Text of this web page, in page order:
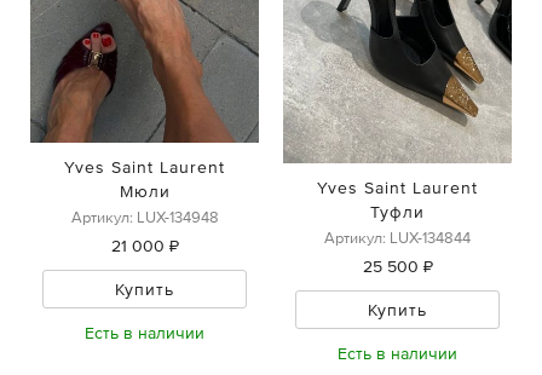
Yves Saint Laurent
Мюли
Артикул: LUX-134948
21 000 ₽
Купить
Есть в наличии
Yves Saint Laurent
Туфли
Артикул: LUX-134844
25 500 ₽
Купить
Есть в наличии